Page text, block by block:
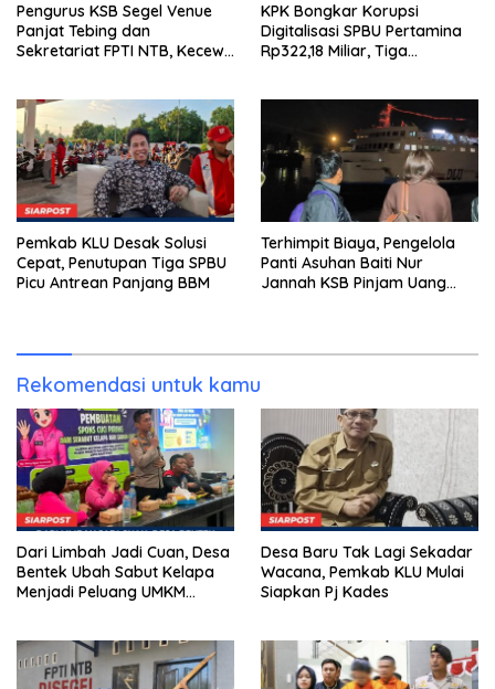
Pengurus KSB Segel Venue
Panjat Tebing dan
Sekretariat FPTI NTB, Kecewa
KPK Bongkar Korupsi
Digitalisasi SPBU Pertamina
Rp322,18 Miliar, Tiga
Pemkab KLU Desak Solusi
Cepat, Penutupan Tiga SPBU
Picu Antrean Panjang BBM
Terhimpit Biaya, Pengelola
Panti Asuhan Baiti Nur
Jannah KSB Pinjam Uang
Rekomendasi untuk kamu
Dari Limbah Jadi Cuan, Desa
Bentek Ubah Sabut Kelapa
Menjadi Peluang UMKM
Desa Baru Tak Lagi Sekadar
Wacana, Pemkab KLU Mulai
Siapkan Pj Kades